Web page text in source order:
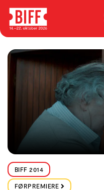
BIFF 2014
FØRPREMIERE